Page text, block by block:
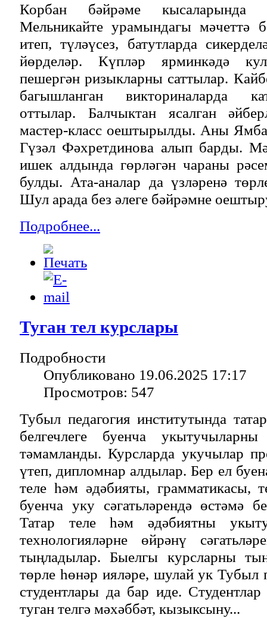
Корбан бәйрәме кысаларында
Мельникайте урамындагы мәчеттә
итеп, түләүсез, батутларда
йөрделәр. Күпләр ярминкәдә
пешергән ризыкларны саттылар.
багышланган викториналарда
оттылар. Балчыктан ясалган
мастер-класс оештырылды. Аны
Гүзәл Фәхретдинова алып барды.
ишек алдында гөрләгән чараны
булды. Ата-аналар да үзләренә
Шул арада без әлеге бәйрәмне
Подробнее...
Туган тел курслары
Подробности
Опубликовано 19.06.2025 17:17
Просмотров: 547
Тубыл педагогия институтында
белгечлеге буенча
тәмамланды. Курсларда укучылар
үтеп, дипломнар алдылар. Бер ел
теле һәм әдәбияты, грамматикасы,
буенча уку сәгатьләрендә өстәмә
Татар теле һәм әдәбиятны
технологияләрне өйрәнү
тыңладылар. Быелгы курсларны
төрле һөнәр ияләре, шулай ук Тубыл
студентлары да бар иде.
туган телгә мәхәббәт, кызыксыну...